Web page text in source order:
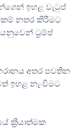
ඉහළ වැටුප්
නතර කිරීමට
ට්‍රම්ප්
අතර පවතින
ඉහළ නැංවීමට
ක්‍රියාත්මක